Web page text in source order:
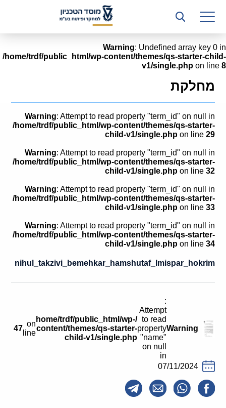
רשות המחקר
היחידה העסקית (T3)
קשרי תעשייה
ביה”ס ללימודי המשך
המכון הישראלי לטכנולוגיות ייצור חומרים
משאבי אנוש
כספים וכלכלה
המחלקה המשפטית
מחלקת תפעול
קולות קוראים
English
Warning: Undefined array key 0 in
/home/trdf/public_html/wp-content/themes/qs-starter-child-
v1/single.php on line 8
מחלקת
Warning: Attempt to read property "term_id" on null in
/home/trdf/public_html/wp-content/themes/qs-starter-
child-v1/single.phpon line 29
Warning: Attempt to read property "term_id" on null in
/home/trdf/public_html/wp-content/themes/qs-starter-
child-v1/single.phpon line 32
Warning: Attempt to read property "term_id" on null in
/home/trdf/public_html/wp-content/themes/qs-starter-
child-v1/single.phpon line 33
Warning: Attempt to read property "term_id" on null in
/home/trdf/public_html/wp-content/themes/qs-starter-
child-v1/single.phpon line 34
nihul_takzivi_bemehkar_hamshutaf_lmispar_hokrim
Warning
:
Attempt
to read
property
"name"
on null
in
/home/trdf/public_html/wp-
content/themes/qs-starter-
child-v1/single.php
on
line
47
07/11/2024